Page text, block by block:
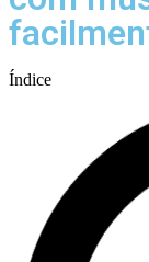
Índice